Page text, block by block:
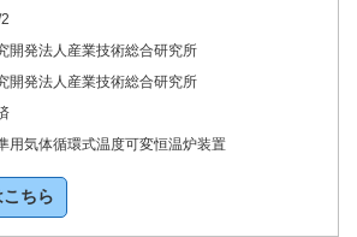
開発法人産業技術総合研究所
開発法人産業技術総合研究所
用気体循環式温度可変恒温炉装置
ちら